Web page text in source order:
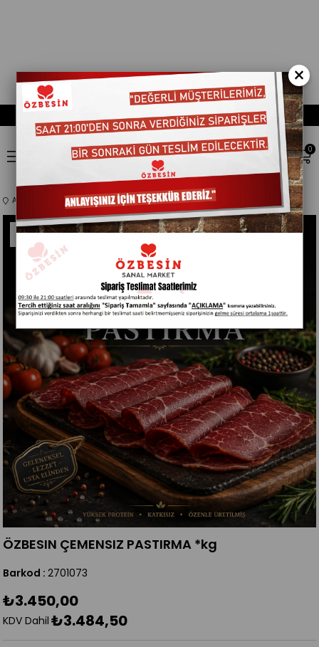
0
Anasayfa Kategorisiz ÖZBESIN ÇEMENSIZ PASTIRMA *kg
ÖZBESIN ÇEMENSIZ PASTIRMA *kg
Barkod : 2701073
₺3.450,00
KDV Dahil ₺3.484,50
×